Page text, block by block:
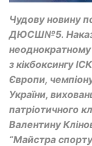
Чудову новину
ДЮСШ№5.
неоднократному
з кікбоксингу
Європи,
України,
патріотичного
Валентину
“Майстра